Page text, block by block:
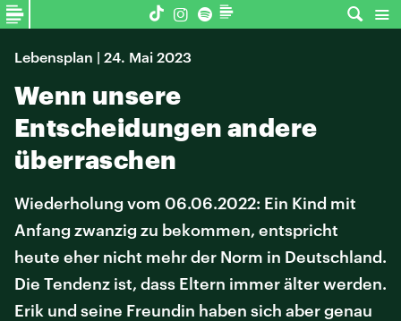
Lebensplan | 24. Mai 2023
Wenn unsere
Entscheidungen andere
überraschen
Wiederholung vom 06.06.2022: Ein Kind mit
Anfang zwanzig zu bekommen, entspricht
heute eher nicht mehr der Norm in Deutschland.
Die Tendenz ist, dass Eltern immer älter werden.
Erik und seine Freundin haben sich aber genau